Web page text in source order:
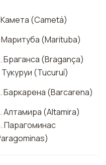
(Cametá)
(Marituba)
Браганса (Bragança)
Тукуруи (Tucuruí)
Баркарена (Barcarena)
Алтамира (Altamira)
Парагоминас